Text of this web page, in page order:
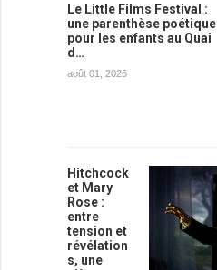
Le Little Films Festival :
une parenthèse poétique
pour les enfants au Quai
d…
août 01, 2026
Hitchcock
et Mary
Rose :
entre
tension et
révélation
s, une